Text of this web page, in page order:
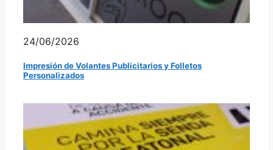
24/06/2026
Impresión de Volantes Publicitarios y Folletos
Personalizados